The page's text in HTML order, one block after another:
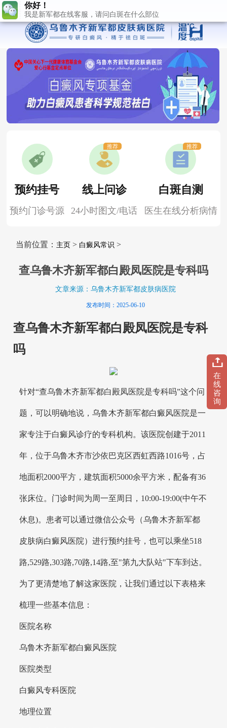
预约挂号
预约门诊号源
线上问诊
24小时图文/电话
推荐
白斑自测
医生在线分析病情
推荐
当前位置： 主页> 白癜风常识 >
查乌鲁木齐新军都白殿凤医院是专科吗
文章来源：乌鲁木齐新军都皮肤病医院
发布时间：2025-06-10
查乌鲁木齐新军都白殿凤医院是专科
吗
针对“查乌鲁木齐新军都白殿凤医院是专科吗”这个问
题，可以明确地说，乌鲁木齐新军都白癜风医院是一
家专注于白癜风诊疗的专科机构。该医院创建于2011
年，位于乌鲁木齐市沙依巴克区西虹西路1016号，占
地面积2000平方，建筑面积5000余平方米，配备有36
张床位。门诊时间为周一至周日，10:00-19:00(中午不
休息)。患者可以通过微信公众号（乌鲁木齐新军都
皮肤病白癜风医院）进行预约挂号，也可以乘坐518
路,529路,303路,70路,14路,至"第九大队站"下车到达。
为了更清楚地了解这家医院，让我们通过以下表格来
梳理一些基本信息：
医院名称
乌鲁木齐新军都白癜风医院
医院类型
白癜风专科医院
地理位置
在
线
咨
询